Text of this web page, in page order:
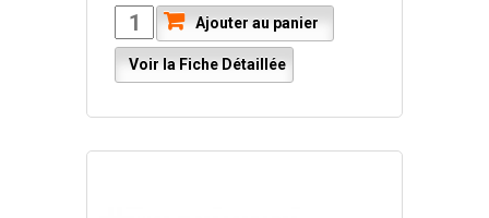
Ajouter au panier
Voir la Fiche Détaillée